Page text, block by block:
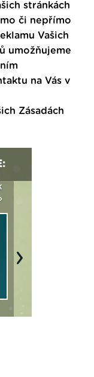
stránkách
či nepřímo
Vašich
umožňujeme
na Vás v
Zásadách
Next